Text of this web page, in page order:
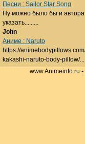
Песни : Sailor Star Song
Ну можно было бы и
указать.........
John
Аниме : Naruto
https://
kakashi-naruto-body-pillow/
www.Animeinfo.ru -